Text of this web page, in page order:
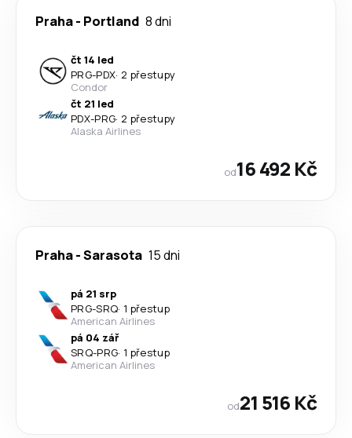
Praha- Portland 8 dni
čt 14 led
PRG-PDX· 2 přestupy
Condor
čt 21 led
PDX-PRG· 2 přestupy
Alaska Airlines
od16 492 Kč
Praha-Sarasota 15 dni
pá 21 srp
PRG-SRQ· 1 přestup
American Airlines
pá 04 zář
SRQ-PRG· 1 přestup
American Airlines
od21 516 Kč